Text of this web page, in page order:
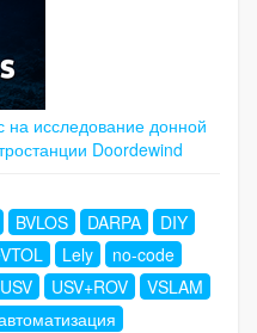
исследование донной
Doordewind
BVLOS DARPA
DIY
Lely
no-code
USV USV+ROV
VSLAM